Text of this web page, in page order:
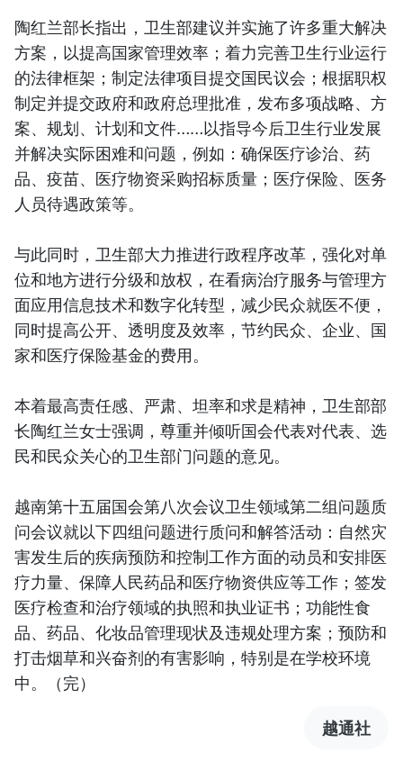
陶红兰部长指出，卫生部建议并实施了许多重大解决
方案，以提高国家管理效率；着力完善卫生行业运行
的法律框架；制定法律项目提交国民议会；根据职权
制定并提交政府和政府总理批准，发布多项战略、方
案、规划、计划和文件……以指导今后卫生行业发展
并解决实际困难和问题，例如：确保医疗诊治、药
品、疫苗、医疗物资采购招标质量；医疗保险、医务
人员待遇政策等。
与此同时，卫生部大力推进行政程序改革，强化对单
位和地方进行分级和放权，在看病治疗服务与管理方
面应用信息技术和数字化转型，减少民众就医不便，
同时提高公开、透明度及效率，节约民众、企业、国
家和医疗保险基金的费用。
本着最高责任感、严肃、坦率和求是精神，卫生部部
长陶红兰女士强调，尊重并倾听国会代表对代表、选
民和民众关心的卫生部门问题的意见。
越南第十五届国会第八次会议卫生领域第二组问题质
问会议就以下四组问题进行质问和解答活动：自然灾
害发生后的疾病预防和控制工作方面的动员和安排医
疗力量、保障人民药品和医疗物资供应等工作；签发
医疗检查和治疗领域的执照和执业证书；功能性食
品、药品、化妆品管理现状及违规处理方案；预防和
打击烟草和兴奋剂的有害影响，特别是在学校环境
中。（完）
越通社